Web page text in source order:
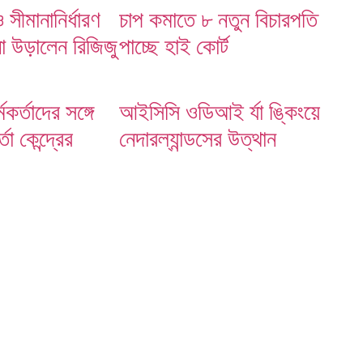
উড়ালেন রিজিজু
চাপ কমাতে ৮ নতুন বিচারপতি
পাচ্ছে হাই কোর্ট
সঙ্গে
কেন্দ্রের
আইসিসি ওডিআই র্যা ঙ্কিংয়ে
নেদারল্যান্ডসের উত্থান